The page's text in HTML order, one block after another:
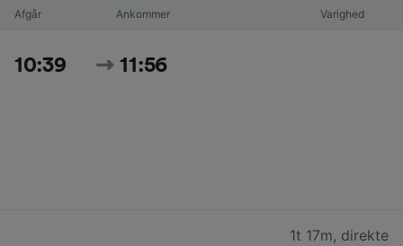
Afgår Ankommer Varighed
10:39 11:56
1t 17m, direkte